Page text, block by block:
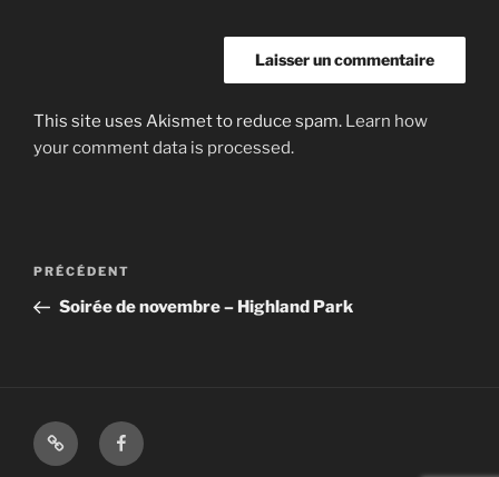
This site uses Akismet to reduce spam. Learn how
your comment data is processed.
Navigation
l’article
Article
précédent
PRÉCÉDENT
Soirée de novembre – Highland Park
Shop Facebook